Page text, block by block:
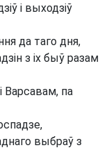
і выходзіў
да таго дня,
з іх быў разам
Варсавам, па
выбраў з